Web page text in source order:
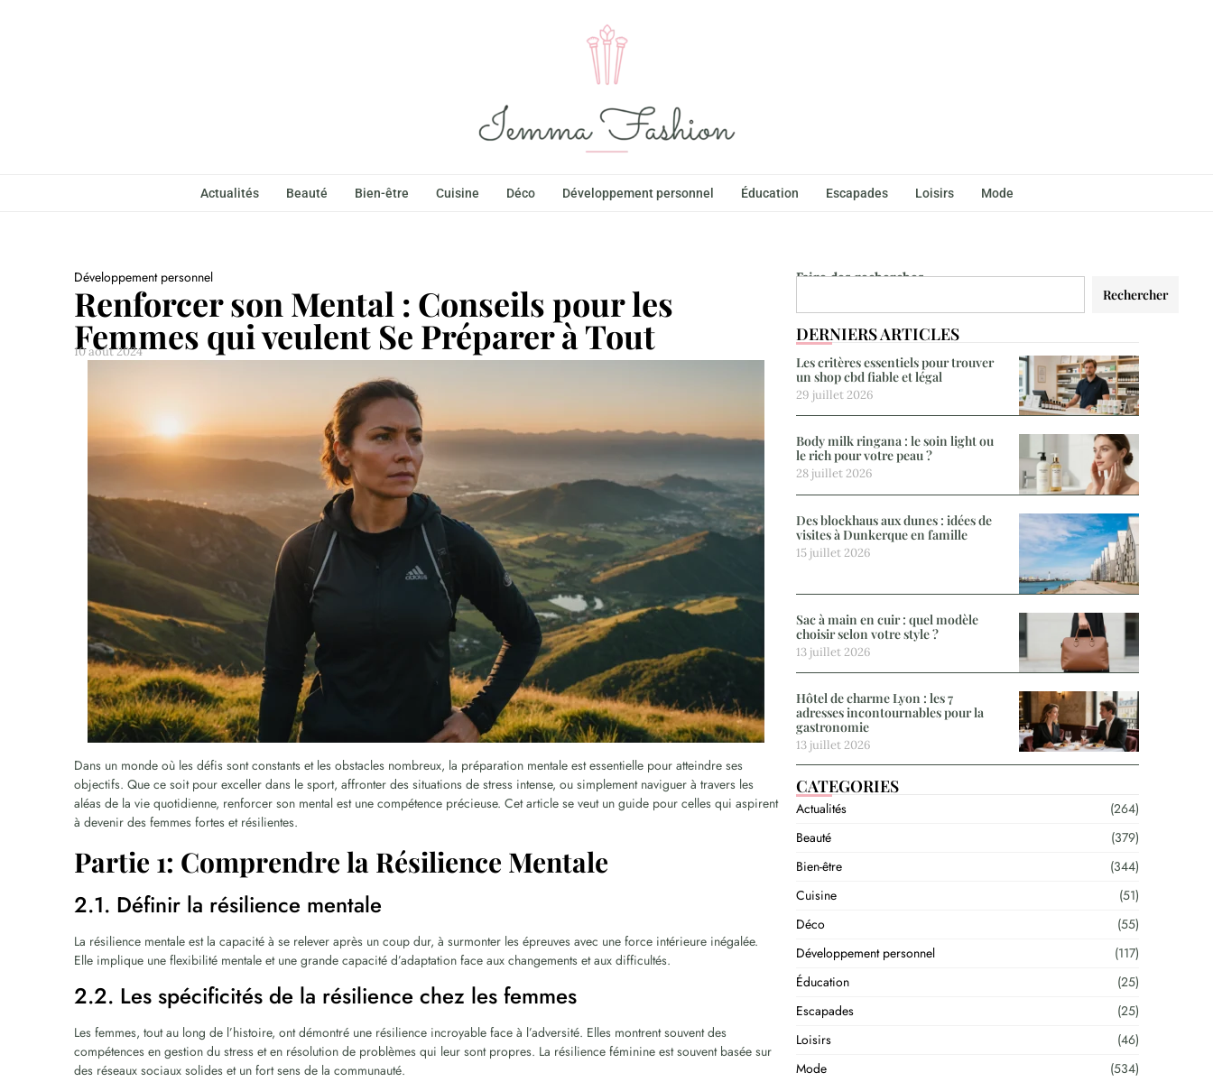
Actualités Beauté Bien-être Cuisine Déco Développement personnel Éducation Escapades Loisirs Mode
Faire des recherches
Rechercher
DERNIERS ARTICLES
Les critères essentiels pour trouver
un shop cbd fiable et légal
29 juillet 2026
Body milk ringana : le soin light ou
le rich pour votre peau ?
28 juillet 2026
Des blockhaus aux dunes : idées de
visites à Dunkerque en famille
15 juillet 2026
Sac à main en cuir : quel modèle
choisir selon votre style ?
13 juillet 2026
Hôtel de charme Lyon : les 7
adresses incontournables pour la
gastronomie
13 juillet 2026
CATEGORIES
Actualités
(264)
Beauté
(379)
Bien-être
(344)
Cuisine
(51)
Déco
(55)
Développement personnel
(117)
Éducation
(25)
Escapades
(25)
Loisirs
(46)
Mode
(534)
Développement personnel
Renforcer son Mental : Conseils pour les
Femmes qui veulent Se Préparer à Tout
10 août 2024
Dans un monde où les défis sont constants et les obstacles nombreux, la préparation mentale est essentielle pour atteindre ses
objectifs. Que ce soit pour exceller dans le sport, affronter des situations de stress intense, ou simplement naviguer à travers les
aléas de la vie quotidienne, renforcer son mental est une compétence précieuse. Cet article se veut un guide pour celles qui aspirent
à devenir des femmes fortes et résilientes.
Partie 1: Comprendre la Résilience Mentale
2.1. Définir la résilience mentale
La résilience mentale est la capacité à se relever après un coup dur, à surmonter les épreuves avec une force intérieure inégalée.
Elle implique une flexibilité mentale et une grande capacité d’adaptation face aux changements et aux difficultés.
2.2. Les spécificités de la résilience chez les femmes
Les femmes, tout au long de l’histoire, ont démontré une résilience incroyable face à l’adversité. Elles montrent souvent des
compétences en gestion du stress et en résolution de problèmes qui leur sont propres. La résilience féminine est souvent basée sur
des réseaux sociaux solides et un fort sens de la communauté.